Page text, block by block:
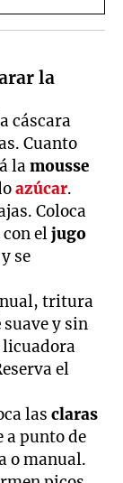
la
cáscara
Cuanto
lamousse
azúcar.
Coloca
con eljugo
se
tritura
suave y sin
licuadora
el
lasclaras
a punto de
o manual.